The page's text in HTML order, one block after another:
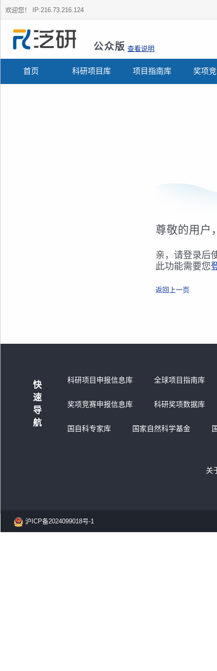
欢迎您！ IP:216.73.216.124
公众版 查看说明
首页 科研项目库 项目指南库 奖项
尊敬的用户
亲，请登录后
此功能需要您
返回上一页
快
速
导
航
科研项目申报信息库 全球项目指南库
奖项竞赛申报信息库 科研奖项数据库
国自科专家库 国家自然科学基金
关
沪ICP备2024099018号-1